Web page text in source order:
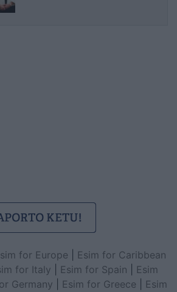
for Europe
Esim for Caribbean
for Italy Esim for Spain
Esim
Germany Esim for Greece
Esim